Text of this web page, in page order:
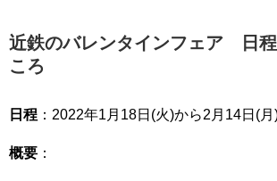
近鉄のバレンタインフェア 日
ころ
日程 ：2022年1月18日(火)から2月14日(
概要 ：